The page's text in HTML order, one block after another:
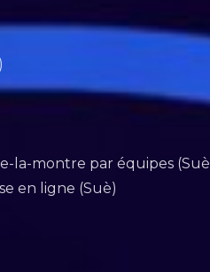
la-montre par équipes
en ligne (Suè)